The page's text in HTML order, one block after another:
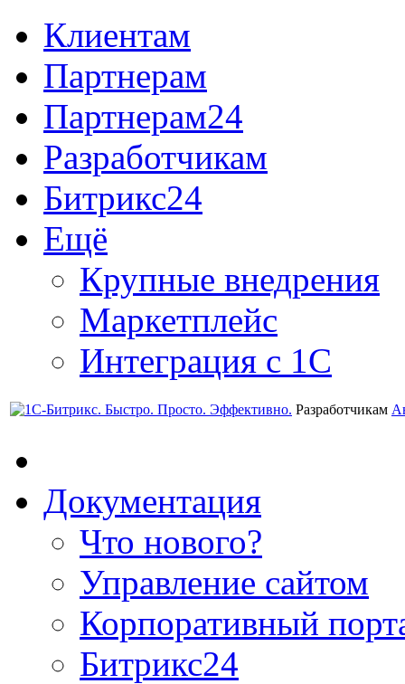
Клиентам
Партнерам
Партнерам24
Разработчикам
Битрикс24
Ещё
Крупные внедрения
Маркетплейс
Интеграция с 1С
Разработчикам
Документация
Что нового?
Управление сайтом
Корпоративный
Битрикс24